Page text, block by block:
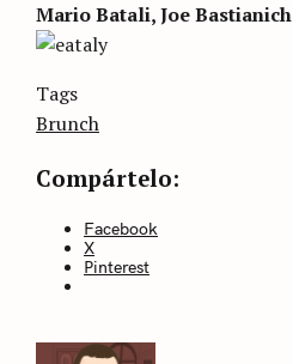
Mario Batali, Joe Bastianich
Categories
categoría
Tags
Brunch
Compártelo:
Facebook
X
Pinterest